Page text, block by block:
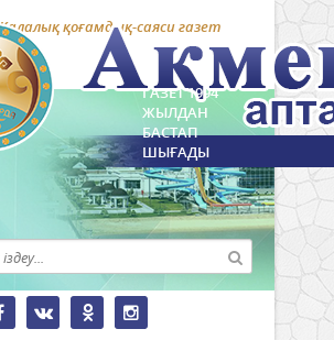
Қалалық қоғамдық-саяси газет
ГАЗЕТ 1994
ЖЫЛДАН
БАСТАП
ШЫҒАДЫ